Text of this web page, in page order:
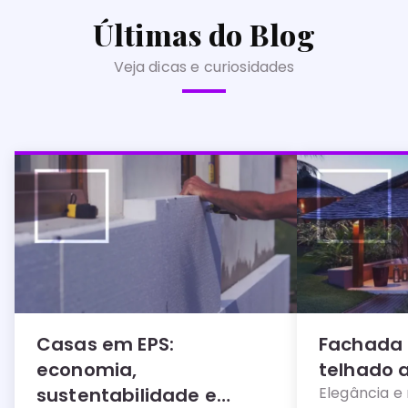
Últimas do Blog
Veja dicas e curiosidades
Casas em EPS:
economia,
sustentabilidade e
telhado
Elegância